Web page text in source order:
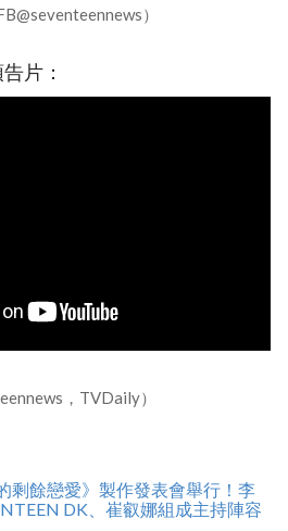
）
片：
，TVDaily）
剩餘戀愛》製作發表會舉行！李
DK、崔叡娜組成主持陣容